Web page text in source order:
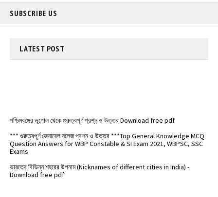
SUBSCRIBE US
LATEST POST
*** গুরুত্বপূর্ণ জেনারেল নলেজ প্রশ্ন ও উত্তর ***Top General Knowledge MCQ
Question Answers for WBP Constable & SI Exam 2021, WBPSC, SSC
Exams
ভারতের বিভিন্ন শহরের উপনাম (Nicknames of different cities in India) -
Download free pdf
বিভিন্ন দেশের মুদ্রার নাম ও মনে রাখার ট্রিক্স - Names of currencies of different